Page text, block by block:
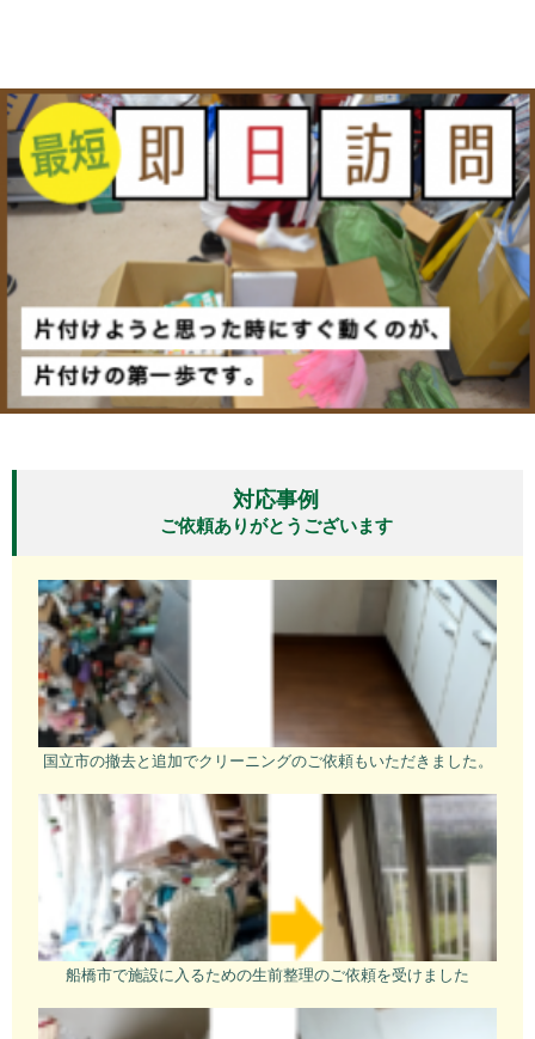
対応事例
ご依頼ありがとうございます
国立市の撤去と追加でクリーニングのご依頼もいただきました。
船橋市で施設に入るための生前整理のご依頼を受けました